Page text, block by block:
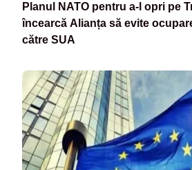
Planul NATO pentru a-l opri pe
încearcă Alianța să evite
către SUA